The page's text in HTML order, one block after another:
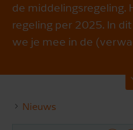
de middelingsregeling.
regeling per 2025. In
we je mee in de
Nieuws